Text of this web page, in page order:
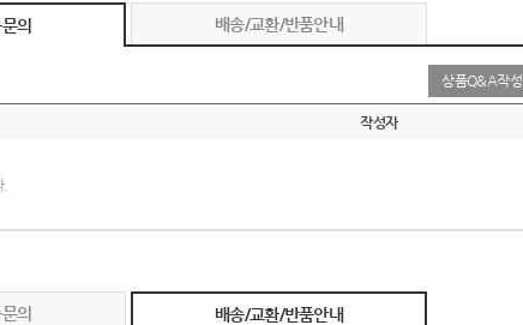
의 배송/교환/반품안내
상품Q&A작성
작성자
의 배송/교환/반품안내